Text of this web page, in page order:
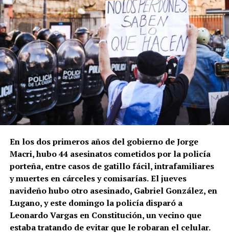
En los dos primeros años del gobierno de Jorge
Macri, hubo 44 asesinatos cometidos por la policía
porteña, entre casos de gatillo fácil, intrafamiliares
y muertes en cárceles y comisarías.El jueves
navideño hubo otro asesinado, Gabriel González, en
Lugano, y este domingo la policía disparó a
Leonardo Vargas en Constitución, un vecino que
estaba tratando de evitar que le robaran el celular.